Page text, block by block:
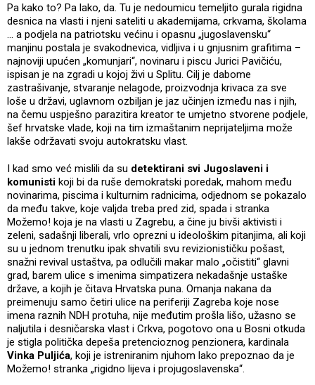
Pa kako to? Pa lako, da. Tu je nedoumicu temeljito gurala rigidna
desnica na vlasti i njeni sateliti u akademijama, crkvama, školama
… a podjela na patriotsku većinu i opasnu „jugoslavensku“
manjinu postala je svakodnevica, vidljiva i u gnjusnim grafitima –
najnoviji upućen „komunjari“, novinaru i piscu Jurici Pavičiću,
ispisan je na zgradi u kojoj živi u Splitu. Cilj je dabome
zastrašivanje, stvaranje nelagode, proizvodnja krivaca za sve
loše u državi, uglavnom ozbiljan je jaz učinjen između nas i njih,
na čemu uspješno parazitira kreator te umjetno stvorene podjele,
šef hrvatske vlade, koji na tim izmaštanim neprijateljima može
lakše održavati svoju autokratsku vlast.
I kad smo već mislili da su detektirani svi Jugoslaveni i
komunisti koji bi da ruše demokratski poredak, mahom među
novinarima, piscima i kulturnim radnicima, odjednom se pokazalo
da među takve, koje valjda treba pred zid, spada i stranka
Možemo! koja je na vlasti u Zagrebu, a čine ju bivši aktivisti i
zeleni, sadašnji liberali, vrlo oprezni u ideološkim pitanjima, ali koji
su u jednom trenutku ipak shvatili svu revizionističku pošast,
snažni revival ustaštva, pa odlučili makar malo „očistiti“ glavni
grad, barem ulice s imenima simpatizera nekadašnje ustaške
države, a kojih je čitava Hrvatska puna. Omanja nakana da
preimenuju samo četiri ulice na periferiji Zagreba koje nose
imena raznih NDH protuha, nije međutim prošla lišo, užasno se
naljutila i desničarska vlast i Crkva, pogotovo ona u Bosni otkuda
je stigla politička depeša pretencioznog penzionera, kardinala
Vinka Puljića, koji je istreniranim njuhom lako prepoznao da je
Možemo! stranka „rigidno lijeva i projugoslavenska“.